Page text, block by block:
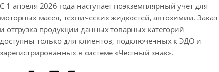
С 1 апреля 2026 года наступает поэкземплярный учет для
моторных масел, технических жидкостей, автохимии. Заказ
и отгрузка продукции данных товарных категорий
доступны только для клиентов, подключенных к ЭДО и
зарегистрированных в системе «Честный знак».